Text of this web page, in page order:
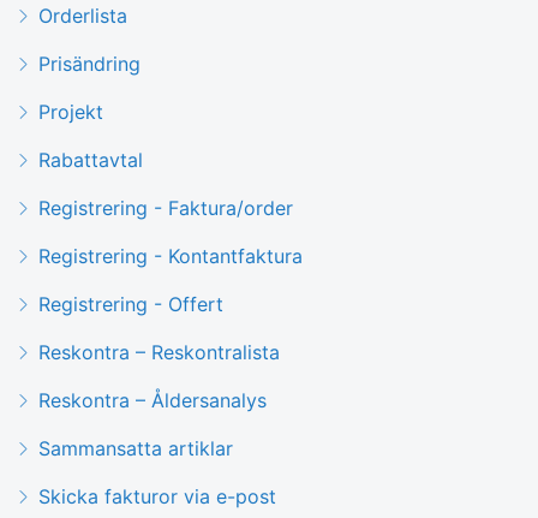
Orderlista
Prisändring
Projekt
Rabattavtal
Registrering - Faktura/order
Registrering - Kontantfaktura
Registrering - Offert
Reskontra – Reskontralista
Reskontra – Åldersanalys
Sammansatta artiklar
Skicka fakturor via e-post